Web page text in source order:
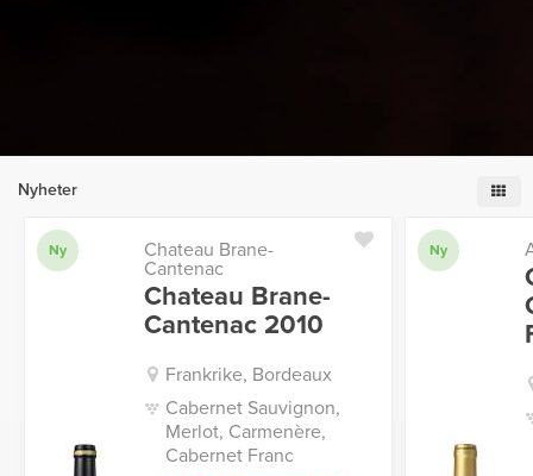
Nyheter
Ny
Chateau Brane-
Cantenac
Chateau Brane-
Cantenac 2010
Frankrike, Bordeaux
Cabernet Sauvignon,
Merlot, Carmenère,
Cabernet Franc
Ny